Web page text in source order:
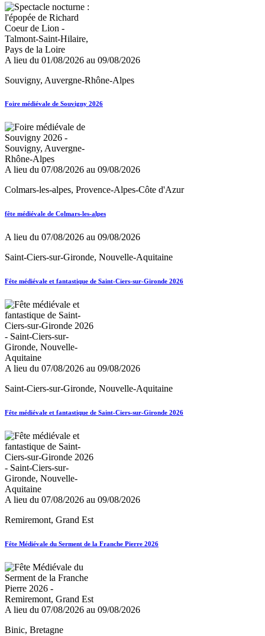
A lieu du 01/08/2026 au 09/08/2026
Souvigny, Auvergne-Rhône-Alpes
Foire médiévale de Souvigny 2026
A lieu du 07/08/2026 au 09/08/2026
Colmars-les-alpes, Provence-Alpes-Côte d'Azur
fête médiévale de Colmars-les-alpes
A lieu du 07/08/2026 au 09/08/2026
Saint-Ciers-sur-Gironde, Nouvelle-Aquitaine
Fête médiévale et fantastique de Saint-Ciers-sur-Gironde 2026
A lieu du 07/08/2026 au 09/08/2026
Saint-Ciers-sur-Gironde, Nouvelle-Aquitaine
Fête médiévale et fantastique de Saint-Ciers-sur-Gironde 2026
A lieu du 07/08/2026 au 09/08/2026
Remiremont, Grand Est
Fête Médiévale du Serment de la Franche Pierre 2026
A lieu du 07/08/2026 au 09/08/2026
Binic, Bretagne